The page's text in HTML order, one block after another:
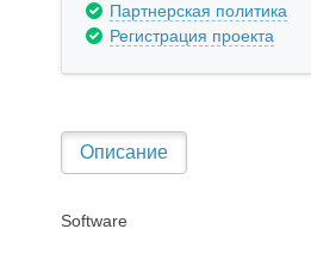
Партнерская политика
Регистрация проекта
Описание
Software